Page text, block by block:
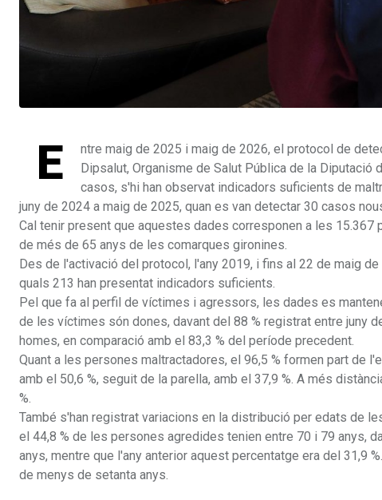
E
ntre maig de 2025 i maig de 2026, el protocol de
Dipsalut, Organisme de Salut Pública de la
casos, s'hi han observat indicadors suficients de
juny de 2024 a maig de 2025, quan es van detectar 30 casos
Cal tenir present que aquestes dades corresponen a les
de més de 65 anys de les comarques gironines.
Des de l'activació del protocol, l'any 2019, i fins al 22 de maig
quals 213 han presentat indicadors suficients.
Pel que fa al perfil de víctimes i agressors, les dades es
de les víctimes són dones, davant del 88 % registrat entre juny
homes, en comparació amb el 83,3 % del període precedent.
Quant a les persones maltractadores, el 96,5 % formen part de
amb el 50,6 %, seguit de la parella, amb el 37,9 %. A més
%.
També s'han registrat variacions en la distribució per edats de
el 44,8 % de les persones agredides tenien entre 70 i 79 anys,
anys, mentre que l'any anterior aquest percentatge era del 31,9
de menys de setanta anys.